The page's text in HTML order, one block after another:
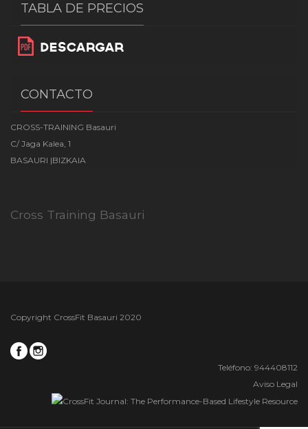
TABLA DE PRECIOS
CONTACTO
CROSS-TRAINING Basauri
C/ Jaga Kalea, 1
BASAURI |BIZKAIA
Cross Training Basauri
Copyright CrossFit Basauri 2020
Teléfono: 944408112
Aviso Legal